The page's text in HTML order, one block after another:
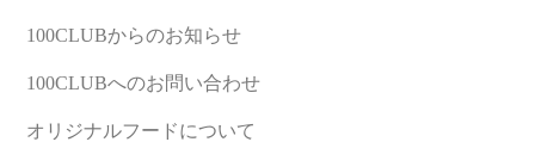
100CLUBからのお知らせ
100CLUBへのお問い合わせ
オリジナルフードについて